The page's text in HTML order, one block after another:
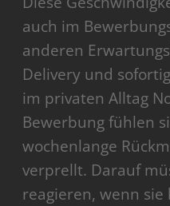
auch im
anderen
Delivery und
im privaten Alltag
Bewerbung fühlen
wochenlange
verprellt. Darauf
reagieren, wenn sie